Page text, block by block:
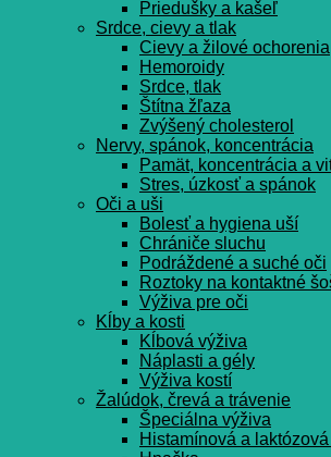
Priedušky a kašeľ
Srdce, cievy a tlak
Cievy a žilové ochorenia
Hemoroidy
Srdce, tlak
Štítna žľaza
Zvýšený cholesterol
Nervy, spánok, koncentrácia
Pamät, koncentrácia a
Stres, úzkosť a spánok
Oči a uši
Bolesť a hygiena uší
Chrániče sluchu
Podráždené a suché oči
Roztoky na kontaktné
Výživa pre oči
Kĺby a kosti
Kĺbová výživa
Náplasti a gély
Výživa kostí
Žalúdok, črevá a trávenie
Špeciálna výživa
Histamínová a